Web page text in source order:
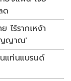
ด
ไร้รากเหง้า
ญญาณ'
แท่นแบรนด์